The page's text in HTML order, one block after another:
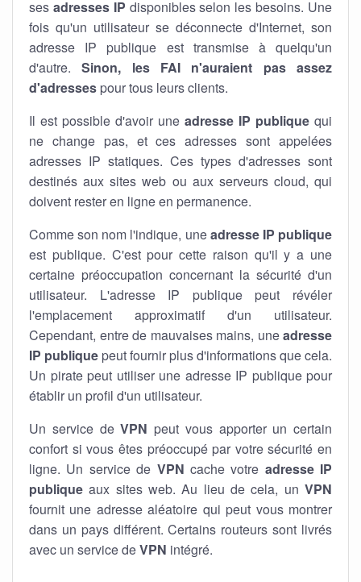
ses adresses IP disponibles selon les besoins. Une
fois qu'un utilisateur se déconnecte d'Internet, son
adresse IP publique est transmise à quelqu'un
d'autre.Sinon, les FAI n'auraient pas assez
d'adresses pour tous leurs clients.
Il est possible d'avoir une adresse IP publique qui
ne change pas, et ces adresses sont appelées
adresses IP statiques. Ces types d'adresses sont
destinés aux sites web ou aux serveurs cloud, qui
doivent rester en ligne en permanence.
Comme son nom l'indique, uneadresse IP publique
est publique. C'est pour cette raison qu'il y a une
certaine préoccupation concernant la sécurité d'un
utilisateur. L'adresse IP publique peut révéler
l'emplacement approximatif d'un utilisateur.
Cependant, entre de mauvaises mains, uneadresse
IP publique peut fournir plus d'informations que cela.
Un pirate peut utiliser une adresse IP publique pour
établir un profil d'un utilisateur.
Un service deVPN peut vous apporter un certain
confort si vous êtes préoccupé par votre sécurité en
ligne. Un service de VPN cache votre adresse IP
publique aux sites web. Au lieu de cela, un VPN
fournit une adresse aléatoire qui peut vous montrer
dans un pays différent. Certains routeurs sont livrés
avec un service deVPN intégré.